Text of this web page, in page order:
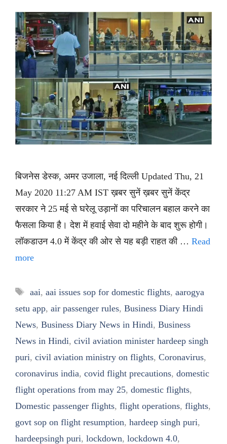
बिजनेस डेस्क, अमर उजाला, नई दिल्ली Updated Thu, 21
May 2020 11:27 AM IST ख़बर सुनें ख़बर सुनें केंद्र
सरकार ने 25 मई से घरेलू उड़ानों का परिचालन बहाल करने का
फैसला किया है। देश में हवाई सेवा दो महीने के बाद शुरू होगी।
लॉकडाउन 4.0 में केंद्र की ओर से यह बड़ी राहत की … Read
more
Tags
aai, aai issues sop for domestic flights, aarogya
setu app, air passenger rules, Business Diary Hindi
News, Business Diary News in Hindi, Business
News in Hindi, civil aviation minister hardeep singh
puri, civil aviation ministry on flights, Coronavirus,
coronavirus india, covid flight precautions, domestic
flight operations from may 25, domestic flights,
Domestic passenger flights, flight operations, flights,
govt sop on flight resumption, hardeep singh puri,
hardeepsingh puri, lockdown, lockdown 4.0,